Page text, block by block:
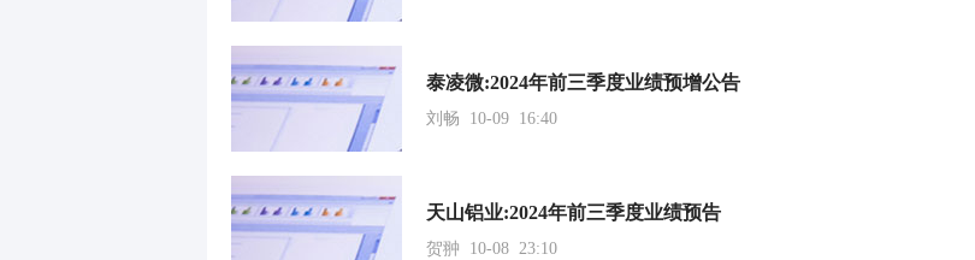
泰凌微:2024年前三季度业绩预增公告
刘畅 10-09 16:40
天山铝业:2024年前三季度业绩预告
贺翀 10-08 23:10